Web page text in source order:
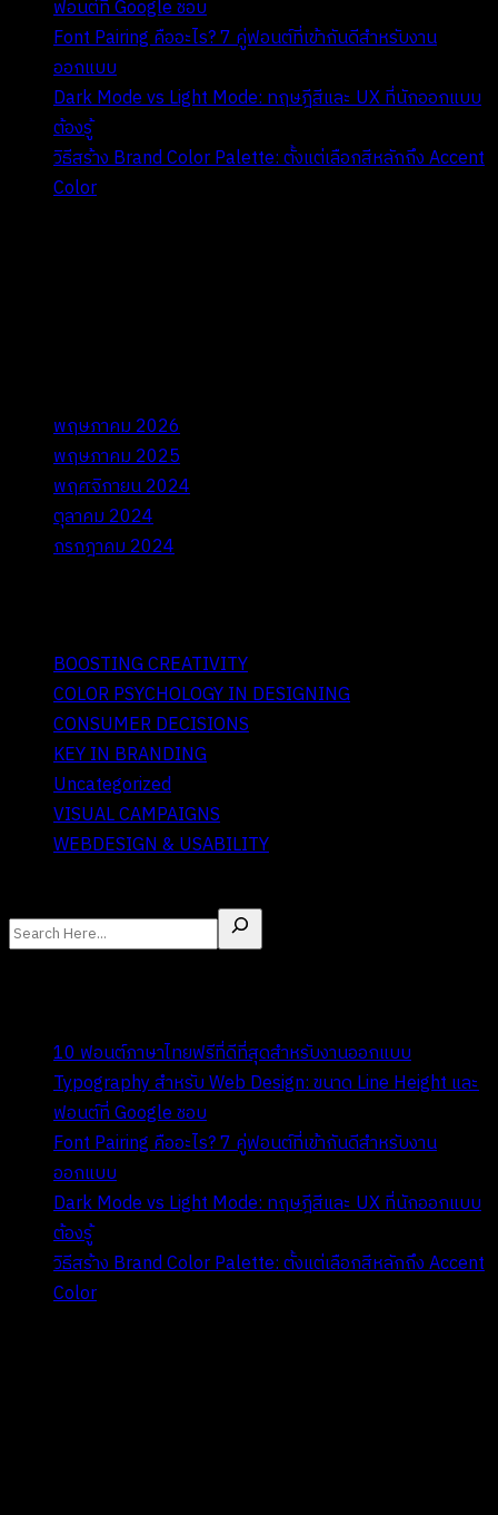
ฟอนต์ที่ Google ชอบ
Font Pairing คืออะไร? 7 คู่ฟอนต์ที่เข้ากันดีสำหรับงาน
ออกแบบ
Dark Mode vs Light Mode: ทฤษฎีสีและ UX ที่นักออกแบบ
ต้องรู้
วิธีสร้าง Brand Color Palette: ตั้งแต่เลือกสีหลักถึง Accent
Color
พฤษภาคม 2026
พฤษภาคม 2025
พฤศจิกายน 2024
ตุลาคม 2024
กรกฎาคม 2024
BOOSTING CREATIVITY
COLOR PSYCHOLOGY IN DESIGNING
CONSUMER DECISIONS
KEY IN BRANDING
Uncategorized
VISUAL CAMPAIGNS
WEBDESIGN & USABILITY
10 ฟอนต์ภาษาไทยฟรีที่ดีที่สุดสำหรับงานออกแบบ
Typography สำหรับ Web Design: ขนาด Line Height และ
ฟอนต์ที่ Google ชอบ
Font Pairing คืออะไร? 7 คู่ฟอนต์ที่เข้ากันดีสำหรับงาน
ออกแบบ
Dark Mode vs Light Mode: ทฤษฎีสีและ UX ที่นักออกแบบ
ต้องรู้
วิธีสร้าง Brand Color Palette: ตั้งแต่เลือกสีหลักถึง Accent
Color